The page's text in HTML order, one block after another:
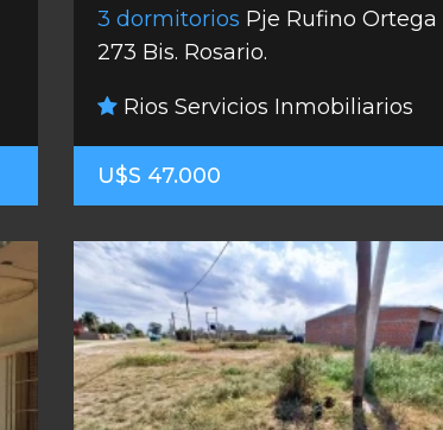
3 dormitorios Pje Rufino Ortega
273 Bis. Rosario.
Rios Servicios Inmobiliarios
U$S 47.000